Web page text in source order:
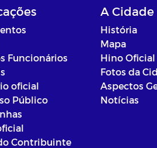
Funcionários
oficial
Público
Contribuinte
A Cidade
História
Mapa
Hino Oficial
Fotos da
Aspectos
Notícias